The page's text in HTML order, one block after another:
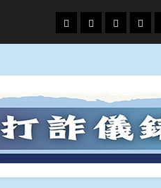
頭
條
財
經
地
方.
文
教.